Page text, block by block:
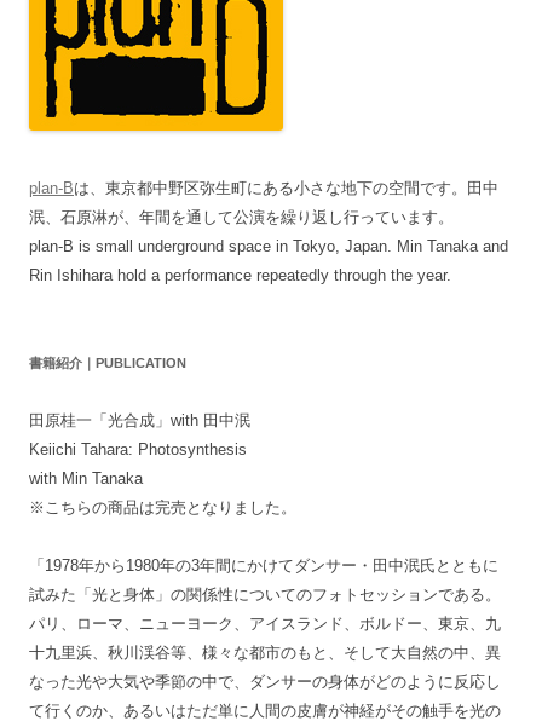
plan-Bは、東京都中野区弥生町にある小さな地下の空間です。田中
泯、石原淋が、年間を通して公演を繰り返し行っています。
plan-B is small underground space in Tokyo, Japan. Min Tanaka and
Rin Ishihara hold a performance repeatedly through the year.
書籍紹介｜PUBLICATION
田原桂一「光合成」with 田中泯
Keiichi Tahara: Photosynthesis
with Min Tanaka
※こちらの商品は完売となりました。
「1978年から1980年の3年間にかけてダンサー・田中泯氏とともに
試みた「光と身体」の関係性についてのフォトセッションである。
パリ、ローマ、ニューヨーク、アイスランド、ボルドー、東京、九
十九里浜、秋川渓谷等、様々な都市のもと、そして大自然の中、異
なった光や大気や季節の中で、ダンサーの身体がどのように反応し
て行くのか、あるいはただ単に人間の皮膚が神経がその触手を光の